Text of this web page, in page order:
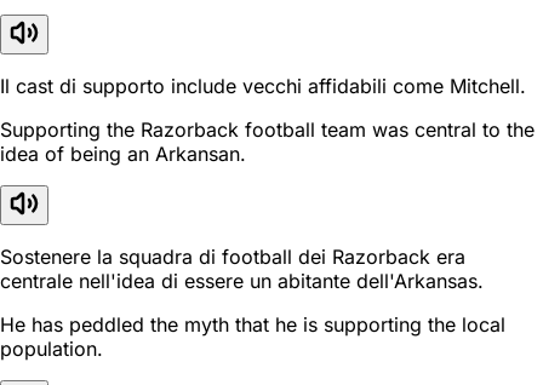
Il cast di supporto include vecchi affidabili come Mitchell.
Supporting the Razorback football team was central to the
idea of being an Arkansan.
Sostenere la squadra di football dei Razorback era
centrale nell'idea di essere un abitante dell'Arkansas.
He has peddled the myth that he is supporting the local
population.